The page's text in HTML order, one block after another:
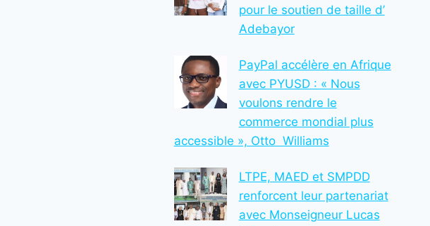
pour le soutien de taille d’
Adebayor
PayPal accélère en Afrique
avec PYUSD : « Nous
voulons rendre le
commerce mondial plus
accessible », Otto Williams
LTPE, MAED et SMPDD
renforcent leur partenariat
avec Monseigneur Lucas